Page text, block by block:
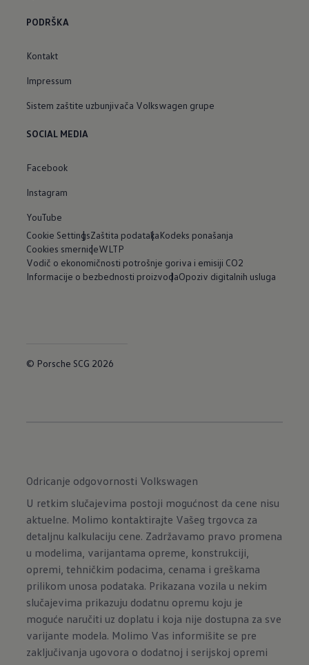
PODRŠKA
Kontakt
Impressum
Sistem zaštite uzbunjivača Volkswagen grupe
SOCIAL MEDIA
Facebook
Instagram
YouTube
Cookie SettingsZaštita podatakaKodeks ponašanja
Cookies smerniceWLTP
Vodič o ekonomičnosti potrošnje goriva i emisiji CO2
Informacije o bezbednosti proizvodaOpoziv digitalnih usluga
© Porsche SCG 2026
Odricanje odgovornosti Volkswagen
U retkim slučajevima postoji mogućnost da cene nisu
aktuelne. Molimo kontaktirajte Vašeg trgovca za
detaljnu kalkulaciju cene. Zadržavamo pravo promena
u modelima, varijantama opreme, konstrukciji,
opremi, tehničkim podacima, cenama i greškama
prilikom unosa podataka. Prikazana vozila u nekim
slučajevima prikazuju dodatnu opremu koju je
moguće naručiti uz doplatu i koja nije dostupna za sve
varijante modela. Molimo Vas informišite se pre
zaključivanja ugovora o dodatnoj i serijskoj opremi